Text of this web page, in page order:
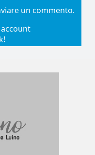
un commento.